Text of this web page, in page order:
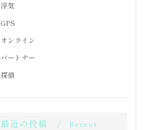
浮気
GPS
オンライン
パートナー
探偵
最近の投稿
Recent